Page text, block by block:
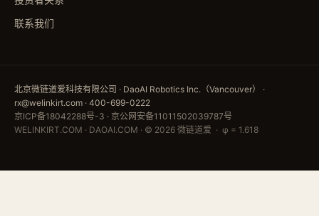
联系我们
北京微链道爱科技有限公司 · DaoAI Robotics Inc.（Vancouver） ·
rx@welinkirt.com · 400-699-0222
京ICP备18042288号-3 · 京公网安备11011502039787号
WELINKIRT.COM · DAOAI.COM · © 2026 微链道爱 · φ = 1.618